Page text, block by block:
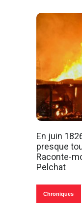
En juin
presque
Raconte-
Pelchat
Chroniques